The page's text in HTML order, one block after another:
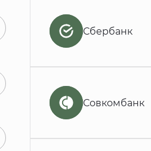
Сбербанк
Совкомбанк